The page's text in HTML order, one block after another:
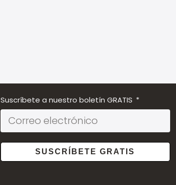
Suscríbete a nuestro boletín GRATIS
SUSCRÍBETE GRATIS